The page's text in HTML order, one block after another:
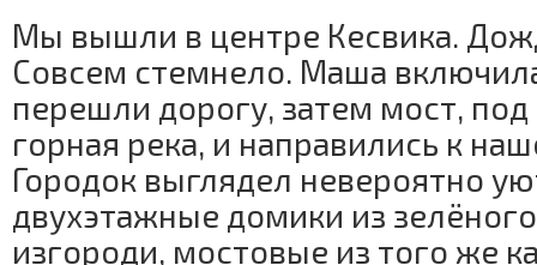
Мы вышли в центре Кесвика.
Совсем стемнело. Маша
перешли дорогу, затем мост,
горная река, и направились к
Городок выглядел невероятно
двухэтажные домики из
изгороди, мостовые из того же